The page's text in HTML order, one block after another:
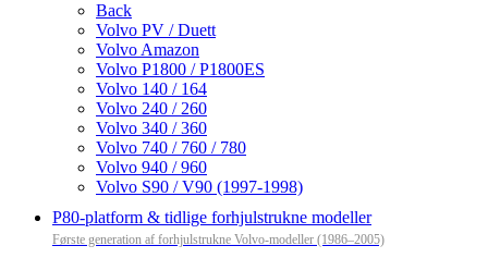
Back
Volvo PV / Duett
Volvo Amazon
Volvo P1800 / P1800ES
Volvo 140 / 164
Volvo 240 / 260
Volvo 340 / 360
Volvo 740 / 760 / 780
Volvo 940 / 960
Volvo S90 / V90 (1997-1998)
P80-platform & tidlige forhjulstrukne modeller
Første generation af forhjulstrukne Volvo-modeller (1986–2005)